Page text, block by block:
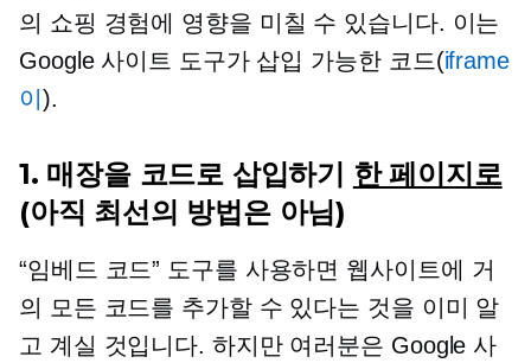
의 쇼핑 경험에 영향을 미칠 수 있습니다. 이는
Google 사이트 도구가 삽입 가능한 코드(iframe
이 ).
1. 매장을 코드로 삽입하기 한 페이지로
(아직 최선의 방법은 아님)
“임베드 코드” 도구를 사용하면 웹사이트에 거
의 모든 코드를 추가할 수 있다는 것을 이미 알
고 계실 것입니다. 하지만 여러분은 Google 사